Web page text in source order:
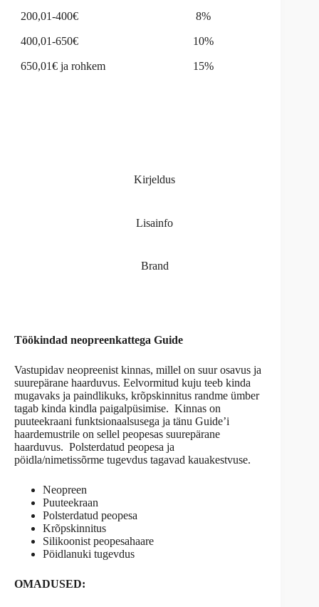
200,01-400€ 8%
400,01-650€ 10%
650,01€ ja rohkem 15%
Kirjeldus
Lisainfo
Brand
Töökindad neopreenkattega Guide
Vastupidav neopreenist kinnas, millel on suur osavus ja
suurepärane haarduvus. Eelvormitud kuju teeb kinda
mugavaks ja paindlikuks, krõpskinnitus randme ümber
tagab kinda kindla paigalpüsimise. Kinnas on
puuteekraani funktsionaalsusega ja tänu Guide’i
haardemustrile on sellel peopesas suurepärane
haarduvus. Polsterdatud peopesa ja
pöidla/nimetissõrme tugevdus tagavad kauakestvuse.
Neopreen
Puuteekraan
Polsterdatud peopesa
Krõpskinnitus
Silikoonist peopesahaare
Pöidlanuki tugevdus
OMADUSED: